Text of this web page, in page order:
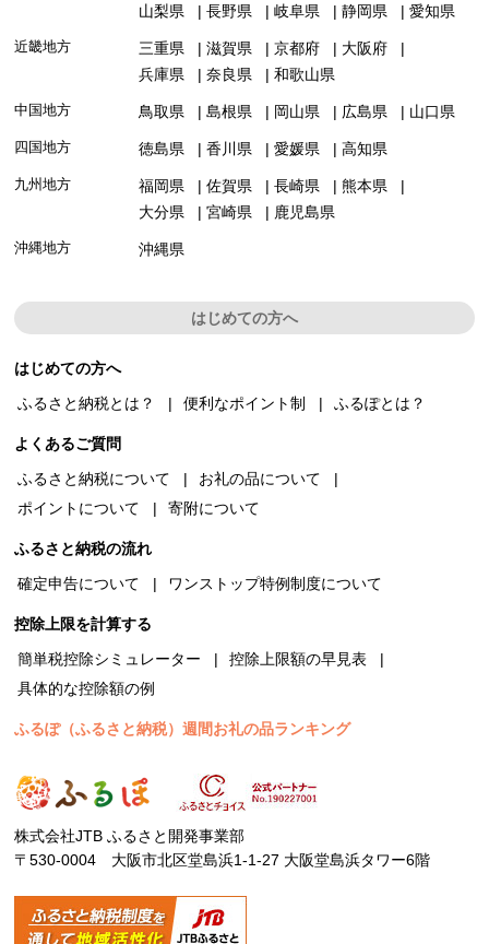
山梨県
長野県 岐阜県 静岡県 愛知県
近畿地方 三重県 滋賀県 京都府
大阪府
兵庫県
奈良県 和歌山県
中国地方 鳥取県 島根県 岡山県 広島県 山口県
四国地方 徳島県 香川県 愛媛県 高知県
九州地方 福岡県 佐賀県 長崎県
熊本県
大分県
宮崎県 鹿児島県
沖縄地方 沖縄県
はじめての方へ
はじめての方へ
ふるさと納税とは？
便利なポイント制 ふるぽとは？
よくあるご質問
ふるさと納税について
お礼の品について
ポイントについて
寄附について
ふるさと納税の流れ
確定申告について
ワンストップ特例制度について
控除上限を計算する
簡単税控除シミュレーター
控除上限額の早見表
具体的な控除額の例
ふるぽ（ふるさと納税）週間お礼の品ランキング
株式会社JTB ふるさと開発事業部
〒530-0004 大阪市北区堂島浜1-1-27 大阪堂島浜タワー6階